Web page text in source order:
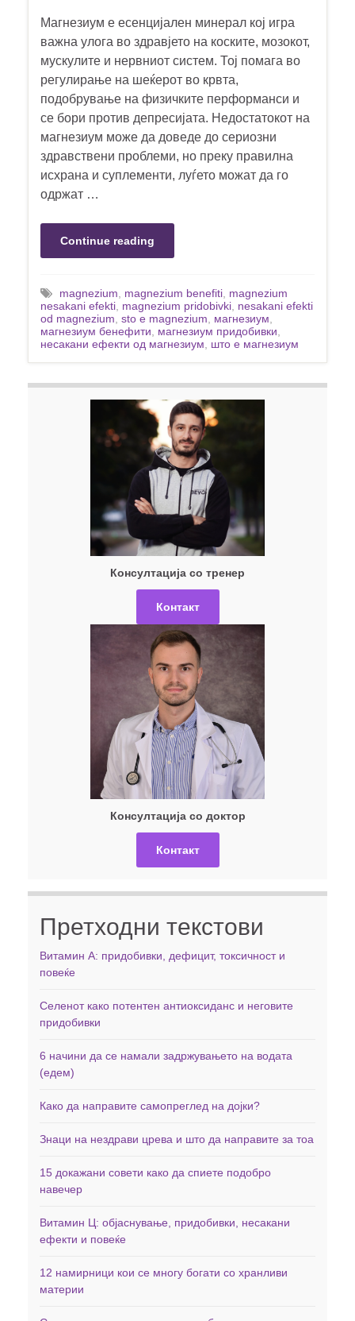
Магнезиум е есенцијален минерал кој игра
важна улога во здравјето на коските, мозокот,
мускулите и нервниот систем. Тој помага во
регулирање на шеќерот во крвта,
подобрување на физичките перформанси и
се бори против депресијата. Недостатокот на
магнезиум може да доведе до сериозни
здравствени проблеми, но преку правилна
исхрана и суплементи, луѓето можат да го
одржат …
Continue reading
magnezium magnezium benefiti magnezium
nesakani efekti magnezium pridobivki nesakani efekti
od magnezium sto e magnezium магнезиум
магнезиум бенефити
магнезиум придобивки
несакани ефекти од магнезиум
што е магнезиум
Консултација со тренер
Контакт
Консултација со доктор
Контакт
Претходни текстови
Витамин А: придобивки, дефицит, токсичност и
повеќе
Селенот како потентен антиоксиданс и неговите
придобивки
6 начини да се намали задржувањето на водата
(едем)
Како да направите самопреглед на дојки?
Знаци на нездрави црева и што да направите за тоа
15 докажани совети како да спиете подобро
навечер
Витамин Ц: објаснување, придобивки, несакани
ефекти и повеќе
12 намирници кои се многу богати со хранливи
материи